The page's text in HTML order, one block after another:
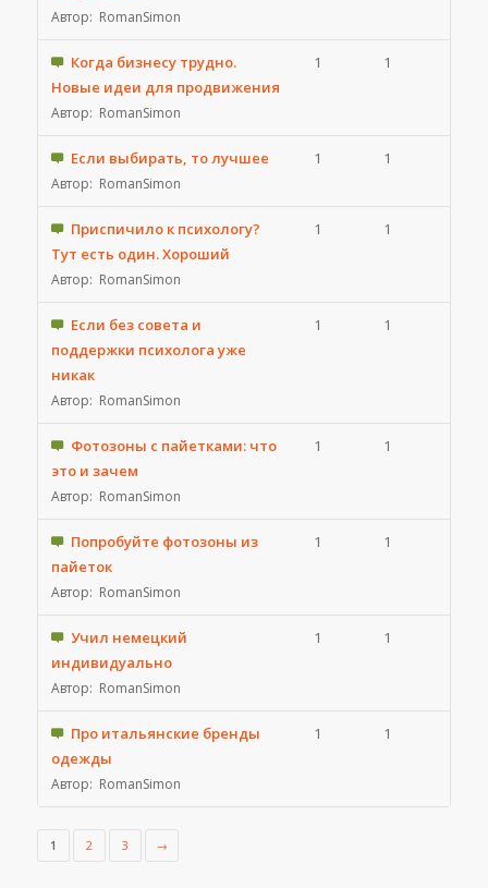
Автор: RomanSimon
Когда бизнесу трудно.
Новые идеи для продвижения
Автор: RomanSimon
1 1
Если выбирать, то лучшее
Автор: RomanSimon
1 1
Приспичило к психологу?
Тут есть один. Хороший
Автор: RomanSimon
1 1
Если без совета и
поддержки психолога уже
никак
Автор: RomanSimon
1 1
Фотозоны с пайетками: что
это и зачем
Автор: RomanSimon
1 1
Попробуйте фотозоны из
пайеток
Автор: RomanSimon
1 1
Учил немецкий
индивидуально
Автор: RomanSimon
1 1
Про итальянские бренды
одежды
Автор: RomanSimon
1 1
1 2 3 →